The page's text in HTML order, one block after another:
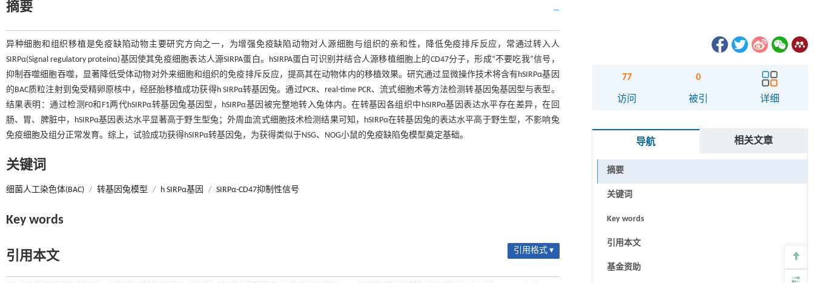
摘要
异种细胞和组织移植是免疫缺陷动物主要研究方向之一，为增强免疫缺陷动物对人源细胞与组织的亲和性，降低免疫排斥反应，常通过转入人
SIRPα(Signal regulatory proteinα)基因使其免疫细胞表达人源SIRPA蛋白。hSIRPA蛋白可识别并结合人源移植细胞上的CD47分子，形成“不要吃我”信号，
抑制吞噬细胞吞噬，显著降低受体动物对外来细胞和组织的免疫排斥反应，提高其在动物体内的移植效果。研究通过显微操作技术将含有hSIRPα基因
的BAC质粒注射到兔受精卵原核中，经胚胎移植成功获得h SIRPα转基因兔。通过PCR、real-time PCR、流式细胞术等方法检测转基因兔基因型与表型。
结果表明：通过检测F0和F1两代hSIRPα转基因兔基因型，hSIRPα基因被完整地转入兔体内。在转基因各组织中hSIRPα基因表达水平存在差异，在回
肠、胃、脾脏中，hSIRPα基因表达水平显著高于野生型兔；外周血流式细胞技术检测结果可知，hSIRPα在转基因兔的表达水平高于野生型，不影响兔
免疫细胞及组分正常发育。综上，试验成功获得hSIRPα转基因兔，为获得类似于NSG、NOG小鼠的免疫缺陷兔模型奠定基础。
关键词
细菌人工染色体(BAC) / 转基因兔模型 / h SIRPα基因 / SIRPα-CD47抑制性信号
Key words
引用本文 引用格式 ▾
77
访问
0
被引 详细
导航 相关文章
摘要
关键词
Key words
引用本文
基金资助